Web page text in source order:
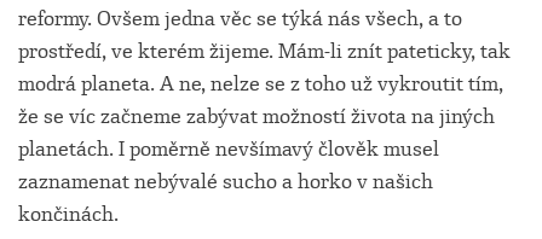
reformy. Ovšem jedna věc se týká nás všech, a to
prostředí, ve kterém žijeme. Mám-li znít pateticky, tak
modrá planeta. A ne, nelze se z toho už vykroutit tím,
že se víc začneme zabývat možností života na jiných
planetách. I poměrně nevšímavý člověk musel
zaznamenat nebývalé sucho a horko v našich
končinách.